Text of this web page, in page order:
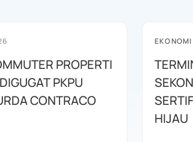
PROPERTI
PKPU
CONTRACO
HIJAU